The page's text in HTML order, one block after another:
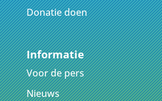
Donatie doen
Informatie
Voor de pers
Nieuws